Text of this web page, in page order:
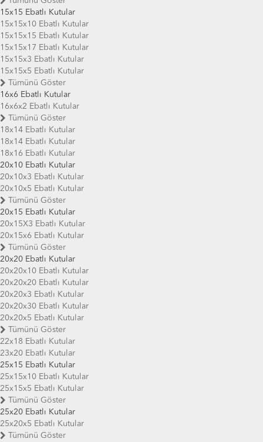
15x15 Ebatlı Kutular
15x15x10 Ebatlı Kutular
15x15x15 Ebatlı Kutular
15x15x17 Ebatlı Kutular
15x15x3 Ebatlı Kutular
15x15x5 Ebatlı Kutular
Tümünü Göster
16x6 Ebatlı Kutular
16x6x2 Ebatlı Kutular
Tümünü Göster
18x14 Ebatlı Kutular
18x14 Ebatlı Kutular
18x16 Ebatlı Kutular
20x10 Ebatlı Kutular
20x10x3 Ebatlı Kutular
20x10x5 Ebatlı Kutular
Tümünü Göster
20x15 Ebatlı Kutular
20x15X3 Ebatlı Kutular
20x15x6 Ebatlı Kutular
Tümünü Göster
20x20 Ebatlı Kutular
20x20x10 Ebatlı Kutular
20x20x20 Ebatlı Kutular
20x20x3 Ebatlı Kutular
20x20x30 Ebatlı Kutular
20x20x5 Ebatlı Kutular
Tümünü Göster
22x18 Ebatlı Kutular
23x20 Ebatlı Kutular
25x15 Ebatlı Kutular
25x15x10 Ebatlı Kutular
25x15x5 Ebatlı Kutular
Tümünü Göster
25x20 Ebatlı Kutular
25x20x5 Ebatlı Kutular
Tümünü Göster